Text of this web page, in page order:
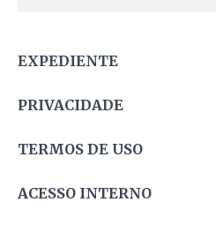
EXPEDIENTE
PRIVACIDADE
TERMOS DE USO
ACESSO INTERNO